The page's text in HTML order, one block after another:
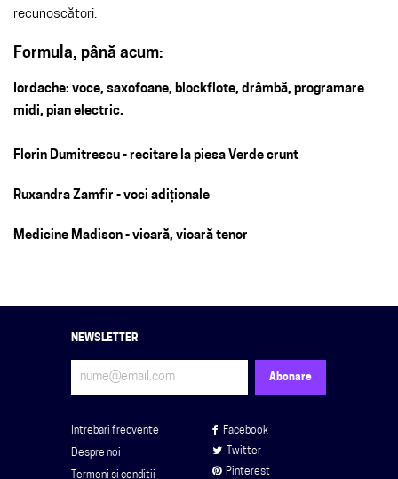
recunoscători.
Formula, până acum:
Iordache: voce, saxofoane, blockflote, drâmbă, programare
midi, pian electric.
Florin Dumitrescu - recitare la piesa Verde crunt
Ruxandra Zamfir - voci adiționale
Medicine Madison - vioară, vioară tenor
NEWSLETTER
Intrebari frecvente
Despre noi
Termeni si conditii
Facebook
Twitter
Pinterest